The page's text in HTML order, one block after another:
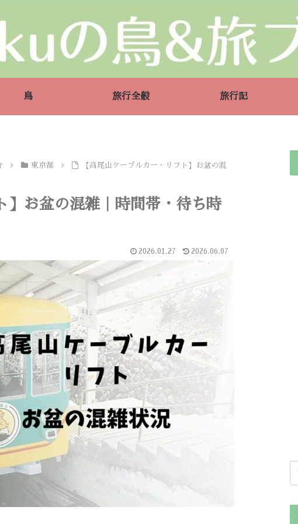
鳥 旅行全般 旅行記
東京都 【高尾山ケーブルカー・リフト】お盆の混
】お盆の混雑｜時間帯・待ち時
2026.01.27 2026.06.07